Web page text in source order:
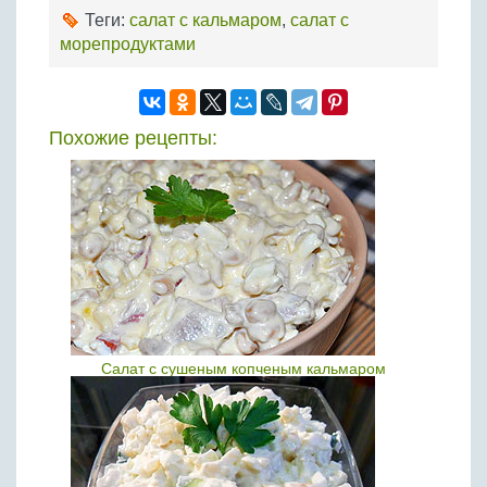
Теги: салат с кальмаром, салат с
морепродуктами
Похожие рецепты:
Салат с сушеным копченым кальмаром